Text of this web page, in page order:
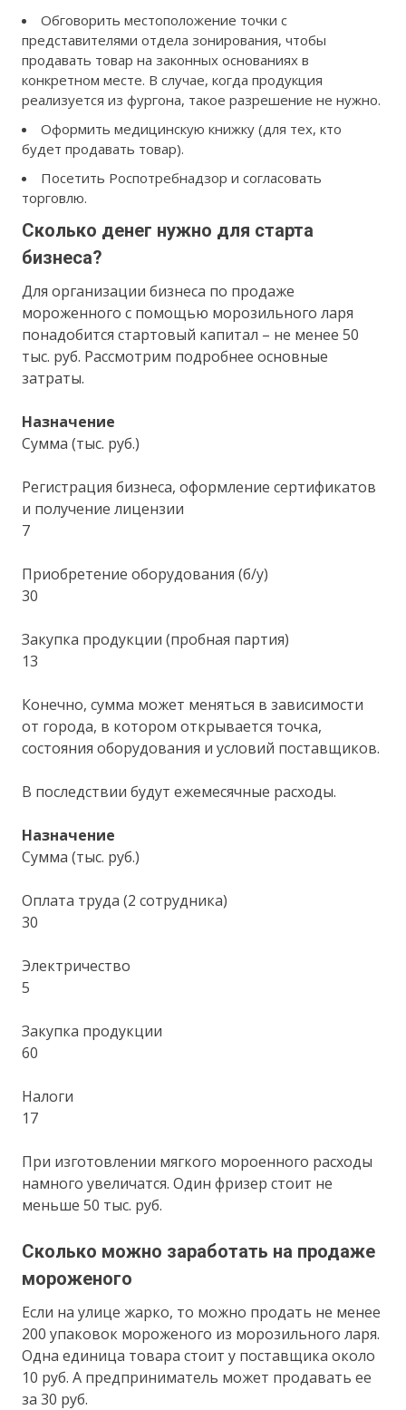
Обговорить местоположение точки с
представителями отдела зонирования, чтобы
продавать товар на законных основаниях в
конкретном месте. В случае, когда продукция
реализуется из фургона, такое разрешение не нужно.
Оформить медицинскую книжку (для тех, кто
будет продавать товар).
Посетить Роспотребнадзор и согласовать
торговлю.
Сколько денег нужно для старта
бизнеса?
Для организации бизнеса по продаже
мороженного с помощью морозильного ларя
понадобится стартовый капитал – не менее 50
тыс. руб. Рассмотрим подробнее основные
затраты.
Назначение
Сумма (тыс. руб.)
Регистрация бизнеса, оформление сертификатов
и получение лицензии
7
Приобретение оборудования (б/у)
30
Закупка продукции (пробная партия)
13
Конечно, сумма может меняться в зависимости
от города, в котором открывается точка,
состояния оборудования и условий поставщиков.
В последствии будут ежемесячные расходы.
Назначение
Сумма (тыс. руб.)
Оплата труда (2 сотрудника)
30
Электричество
5
Закупка продукции
60
Налоги
17
При изготовлении мягкого мороенного расходы
намного увеличатся. Один фризер стоит не
меньше 50 тыс. руб.
Сколько можно заработать на продаже
мороженого
Если на улице жарко, то можно продать не менее
200 упаковок мороженого из морозильного ларя.
Одна единица товара стоит у поставщика около
10 руб. А предприниматель может продавать ее
за 30 руб.